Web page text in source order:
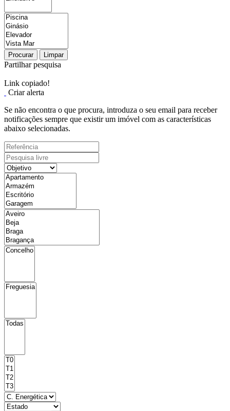
Procurar Limpar
Partilhar pesquisa
Link copiado!
Criar alerta
Se não encontra o que procura, introduza o seu email para receber
notificações sempre que existir um imóvel com as características
abaixo selecionadas.